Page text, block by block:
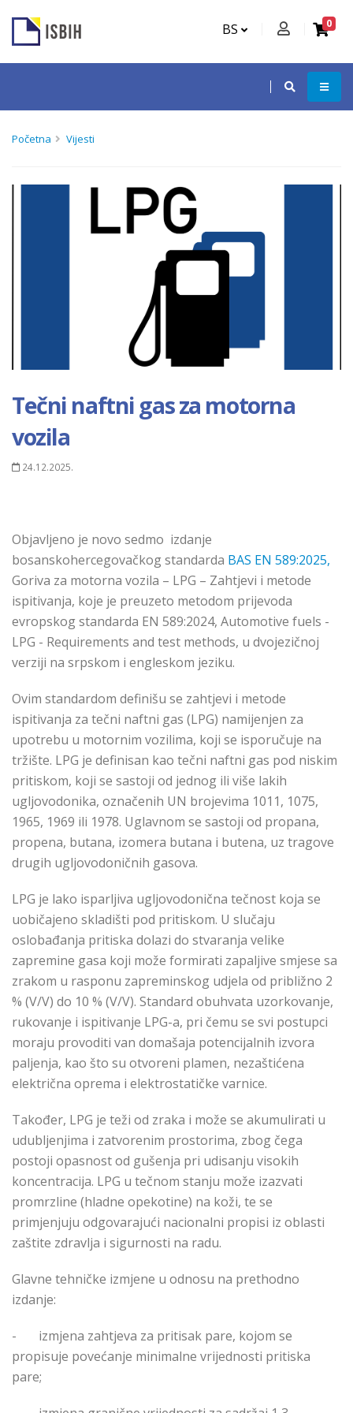
BS 0
Početna Vijesti
Tečni naftni gas za motorna
vozila
24.12.2025.
Оbјаvlјеnо је nоvо sedmo izdаnjе
bоsаnskоhеrcеgоvаčkоg stаndаrdа BAS EN 589:2025,
Goriva za motorna vozila – LPG – Zahtjevi i metode
ispitivanja, koje je preuzeto metodom prijevoda
еvrоpskоg stаndаrdа EN 589:2024, Automotive fuels -
LPG - Requirements and test methods, u dvојеzičnој
vеrziјi nа srpskоm i еnglеskоm јеziku.
Ovim standardom definišu se zahtjevi i metode
ispitivanja za tečni naftni gas (LPG) namijenjen za
upotrebu u motornim vozilima, koji se isporučuje na
tržište. LPG je definisan kao tečni naftni gas pod niskim
pritiskom, koji se sastoji od jednog ili više lakih
ugljovodonika, označenih UN brojevima 1011, 1075,
1965, 1969 ili 1978. Uglavnom se sastoji od propana,
propena, butana, izomera butana i butena, uz tragove
drugih ugljovodoničnih gasova.
LPG je lako isparljiva ugljovodonična tečnost koja se
uobičajeno skladišti pod pritiskom. U slučaju
oslobađanja pritiska dolazi do stvaranja velike
zapremine gasa koji može formirati zapaljive smjese sa
zrakom u rasponu zapreminskog udjela od približno 2
% (V/V) do 10 % (V/V). Standard obuhvata uzorkovanje,
rukovanje i ispitivanje LPG-a, pri čemu se svi postupci
moraju provoditi van domašaja potencijalnih izvora
paljenja, kao što su otvoreni plamen, nezaštićena
električna oprema i elektrostatičke varnice.
Također, LPG je teži od zraka i može se akumulirati u
udubljenjima i zatvorenim prostorima, zbog čega
postoji opasnost od gušenja pri udisanju visokih
koncentracija. LPG u tečnom stanju može izazvati
promrzline (hladne opekotine) na koži, te se
primjenjuju odgovarajući nacionalni propisi iz oblasti
zaštite zdravlja i sigurnosti na radu.
Glavne tehničke izmjene u odnosu na prethodno
izdanje:
- izmjena zahtjeva za pritisak pare, kojom se
propisuje povećanje minimalne vrijednosti pritiska
pare;